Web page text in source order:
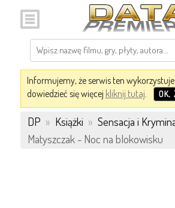
Informujemy, że serwis ten
dowiedzieć się więcej kliknij tutaj. OK,
DP » Książki » Sensacja i
Matyszczak - Noc na blokowisku